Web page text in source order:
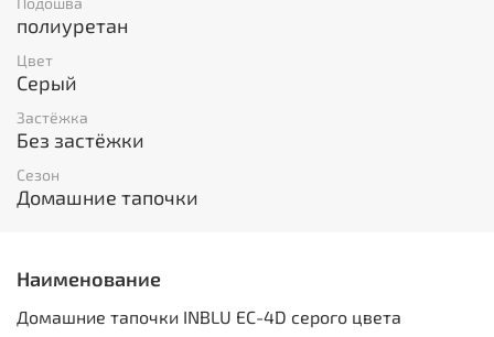
полиуретан
Цвет
Серый
Застёжка
Без застёжки
Сезон
Домашние тапочки
Наименование
Домашние тапочки INBLU EC-4D серого цвета